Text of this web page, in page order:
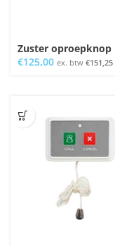
Zuster oproepknop
€125,00 ex. btw €151,25